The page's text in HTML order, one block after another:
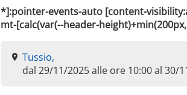
*]:pointer-events-auto [content-
mt-[calc(var(--header-
Tussio,
dal 29/11/2025 alle ore 10:00 al 30/